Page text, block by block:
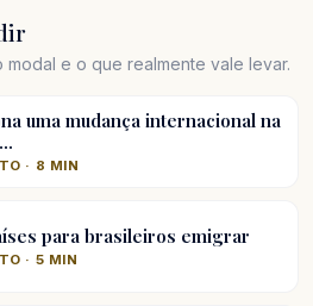
modal e o que realmente vale levar.
uma mudança internacional na
· 8 MIN
para brasileiros emigrar
· 5 MIN